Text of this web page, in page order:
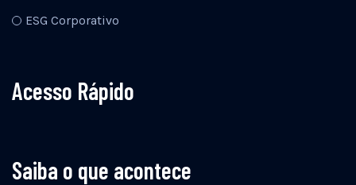
ESG Corporativo
Acesso Rápido
Saiba o que acontece